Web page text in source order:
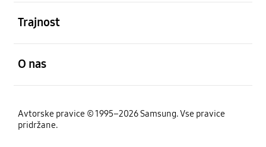
Trajnost
O nas
Avtorske pravice © 1995–2026 Samsung. Vse pravice
pridržane.